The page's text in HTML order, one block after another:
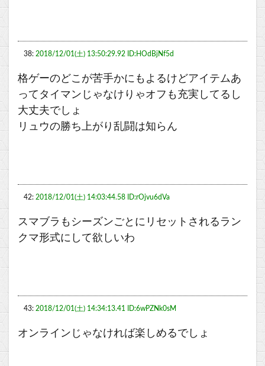
38: 2018/12/01(土) 13:50:29.92 ID:HOdBjNf5d
格ゲーのどこが苦手かにもよるけどアイテムあ
ってタイマンじゃなけりゃオフも充実してるし
大丈夫でしょ
リュウの勝ち上がり乱闘は知らん
42: 2018/12/01(土) 14:03:44.58 ID:rOjvu6dVa
スマブラもシーズンごとにリセットされるラン
クマ形式にして欲しいわ
43: 2018/12/01(土) 14:34:13.41 ID:6wPZNk0sM
オンラインじゃなければ楽しめるでしょ